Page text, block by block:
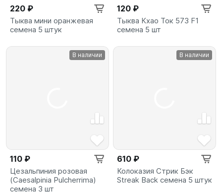
220 ₽
Тыква мини оранжевая
семена 5 штук
120 ₽
Тыква Кхао Ток 573 F1
семена 5 шт
В наличии
110 ₽
Цезальпиния розовая
(Caesalpinia Pulcherrima)
семена 3 шт
В наличии
610 ₽
Колоказия Стрик Бэк
Streak Back семена 5 штук